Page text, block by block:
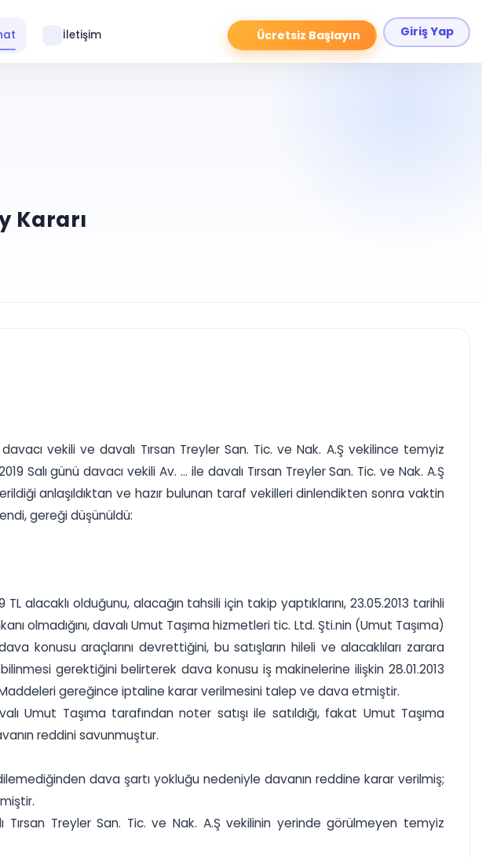
Ücretsiz Başlayın Giriş Yap
İletişim
Kararı
vekili ve davalı Tırsan Treyler San. Tic. ve Nak. A.Ş vekilince temyiz
günü davacı vekili Av. ... ile davalı Tırsan Treyler San. Tic. ve Nak. A.Ş
anlaşıldıktan ve hazır bulunan taraf vekilleri dinlendikten sonra vaktin
gereği düşünüldü:
alacaklı olduğunu, alacağın tahsili için takip yaptıklarını, 23.05.2013 tarihli
olmadığını, davalı Umut Taşıma hizmetleri tic. Ltd. Şti.nin (Umut Taşıma)
konusu araçlarını devrettiğini, bu satışların hileli ve alacaklıları zarara
gerektiğini belirterek dava konusu iş makinelerine ilişkin 28.01.2013
gereğince iptaline karar verilmesini talep ve dava etmiştir.
Umut Taşıma tarafından noter satışı ile satıldığı, fakat Umut Taşıma
reddini savunmuştur.
dava şartı yokluğu nedeniyle davanın reddine karar verilmiş;
Tırsan Treyler San. Tic. ve Nak. A.Ş vekilinin yerinde görülmeyen temyiz